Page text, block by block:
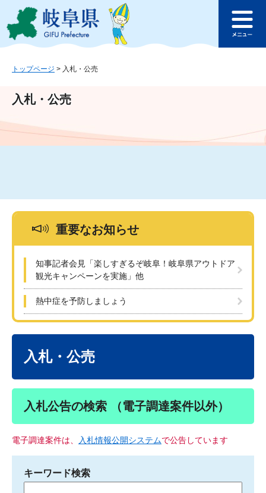
ジ
ュ
文
このページの本文へ
ュ
トップページ > 入札・公売
入札・公売
重要なお知らせ
知事記者会見「楽しすぎるぞ岐阜！岐阜県アウトドア
観光キャンペーンを実施」他
熱中症を予防しましょう
入札・公売
入札公告の検索 （電子調達案件以外）
電子調達案件は、 入札情報公開システムで公告しています
キーワード検索